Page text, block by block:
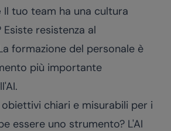
Il tuo team ha una cultura
resistenza al
formazione del personale è
più importante
obiettivi chiari e misurabili per i
essere uno strumento? L'AI